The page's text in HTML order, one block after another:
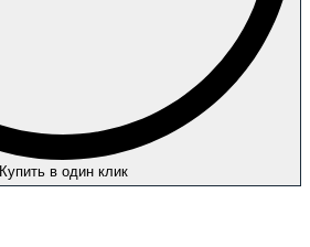
Купить в один клик